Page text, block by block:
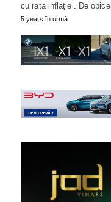
cu rata inflației. De
5 years în urmă